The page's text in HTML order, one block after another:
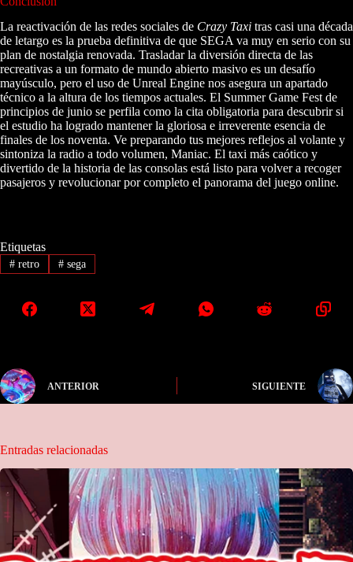
La reactivación de las redes sociales de Crazy Taxi tras casi una década
de letargo es la prueba definitiva de que SEGA va muy en serio con su
plan de nostalgia renovada. Trasladar la diversión directa de las
recreativas a un formato de mundo abierto masivo es un desafío
mayúsculo, pero el uso de Unreal Engine nos asegura un apartado
técnico a la altura de los tiempos actuales. El Summer Game Fest de
principios de junio se perfila como la cita obligatoria para descubrir si
el estudio ha logrado mantener la gloriosa e irreverente esencia de
finales de los noventa. Ve preparando tus mejores reflejos al volante y
sintoniza la radio a todo volumen, Maniac. El taxi más caótico y
divertido de la historia de las consolas está listo para volver a recoger
pasajeros y revolucionar por completo el panorama del juego online.
Etiquetas
#retro #sega
ANTERIOR SIGUIENTE
Entradas relacionadas